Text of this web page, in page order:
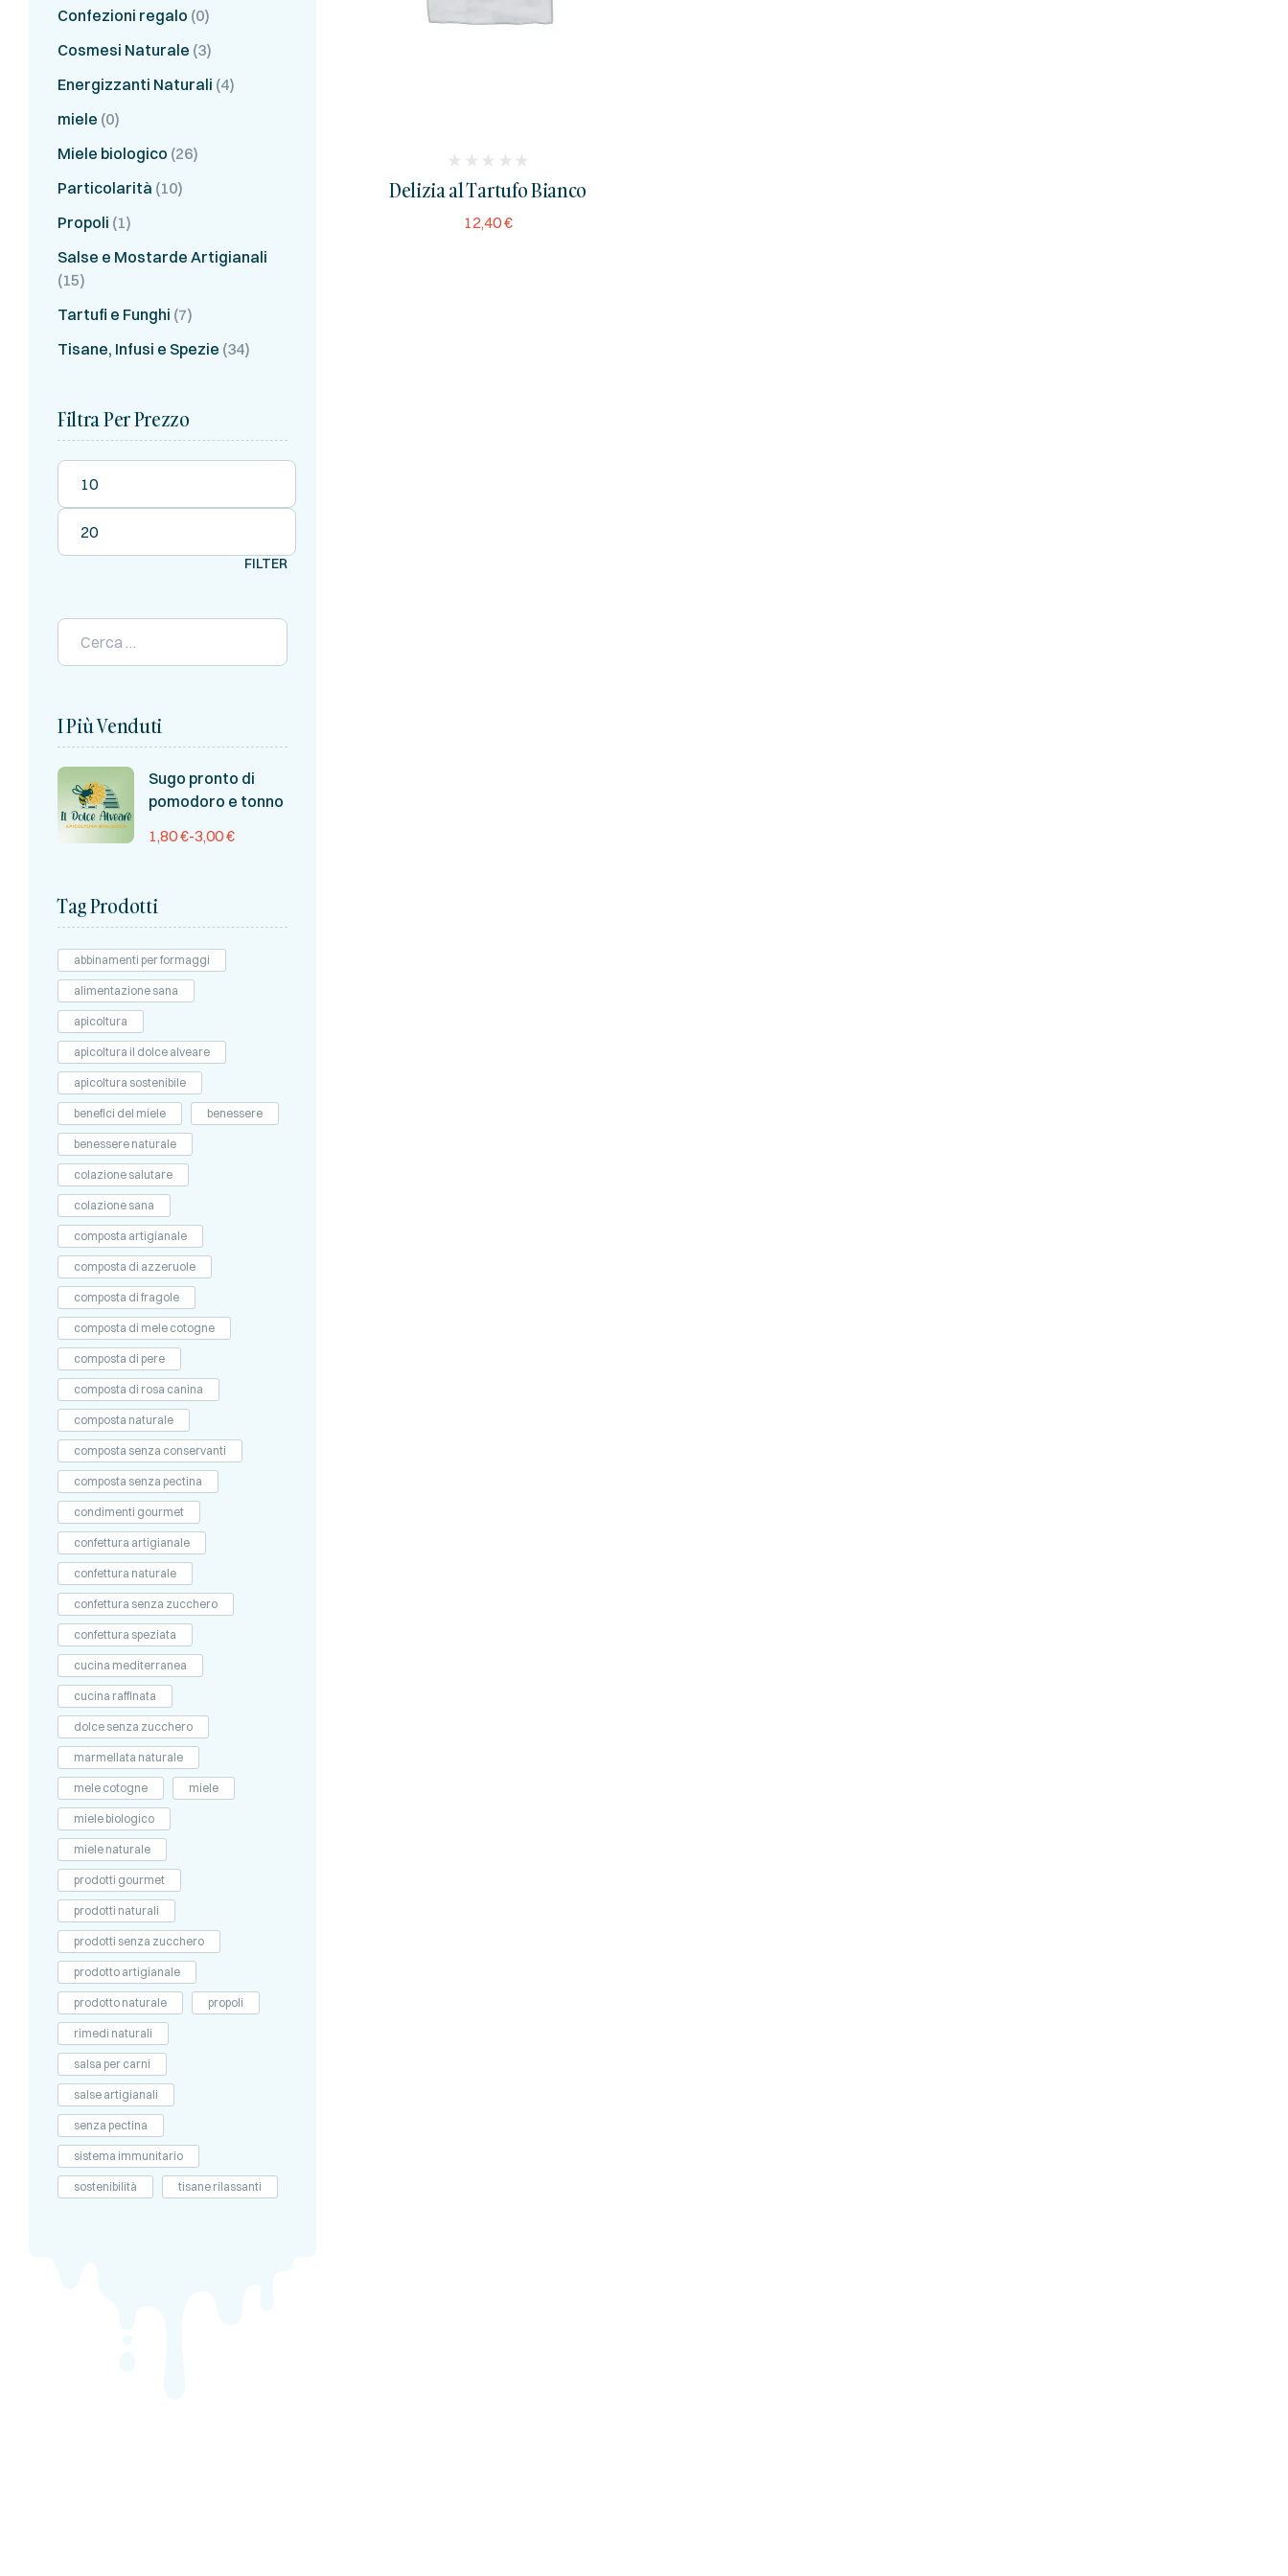
Delizia al Tartufo Bianco
reviews)
12,40€
Confezioni regalo (0)
Cosmesi Naturale (3)
Energizzanti Naturali (4)
miele (0)
Miele biologico (26)
Particolarità (10)
Propoli (1)
Salse e Mostarde Artigianali
(15)
Tartufi e Funghi (7)
Tisane, Infusi e Spezie (34)
Filtra Per Prezzo
FILTER
I Più Venduti
Sugo pronto di
pomodoro e tonno
1,80€-3,00€
Tag Prodotti
abbinamenti per formaggi
alimentazione sana
apicoltura
apicoltura il dolce alveare
apicoltura sostenibile
benefici del miele benessere
benessere naturale
colazione salutare
colazione sana
composta artigianale
composta di azzeruole
composta di fragole
composta di mele cotogne
composta di pere
composta di rosa canina
composta naturale
composta senza conservanti
composta senza pectina
condimenti gourmet
confettura artigianale
confettura naturale
confettura senza zucchero
confettura speziata
cucina mediterranea
cucina raffinata
dolce senza zucchero
marmellata naturale
mele cotogne miele
miele biologico
miele naturale
prodotti gourmet
prodotti naturali
prodotti senza zucchero
prodotto artigianale
prodotto naturale propoli
rimedi naturali
salsa per carni
salse artigianali
senza pectina
sistema immunitario
sostenibilità tisane rilassanti